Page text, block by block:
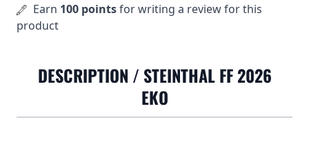
Earn 100 pointsfor writing a review for this
product
DESCRIPTION / STEINTHAL FF 2026
EKO